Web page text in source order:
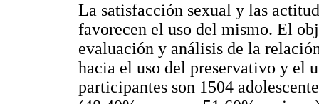
La satisfacción sexual y las
favorecen el uso del mismo. El
evaluación y análisis de la
hacia el uso del preservativo y el
participantes son 1504